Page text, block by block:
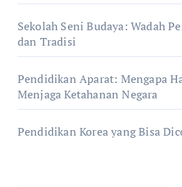
Sekolah Seni Budaya: Wadah
dan Tradisi
Pendidikan Aparat: Mengapa
Menjaga Ketahanan Negara
Pendidikan Korea yang Bisa